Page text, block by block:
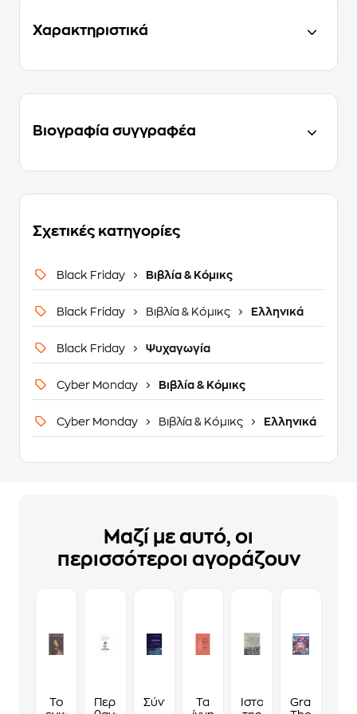
Χαρακτηριστικά
Βιογραφία συγγραφέα
Σχετικές κατηγορίες
Black Friday Βιβλία & Κόμικς
Black Friday Βιβλία & Κόμικς Ελληνικά
Black Friday Ψυχαγωγία
Cyber Monday Βιβλία & Κόμικς
Cyber Monday Βιβλία & Κόμικς Ελληνικά
Μαζί με αυτό, οι
περισσότεροι αγοράζουν
Το
Περί
ΣύνταγμαΤα
Ιστορία
Grand